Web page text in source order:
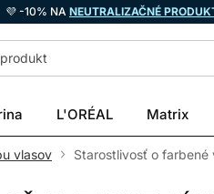
💜 -10% NA NEUTRALIZAČNÉ
L'ORÉAL Matrix
vlasov Starostlivosť o farbené